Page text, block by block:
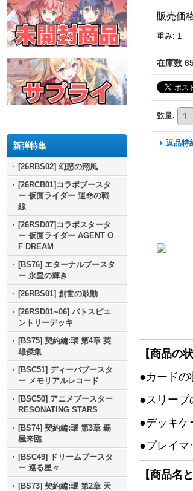
新弾特集
[26RBS02] 幻惑の翔風
[26RCB01]コラボブースタ
ー 仮面ライダー 運命の戦
線
[26RSD07]コラボスタータ
ー 仮面ライダー AGENT O
F DREAM
[BS76] エターナルブースタ
ー 永皇の輝き
[26RBS01] 創世の鼓動
[26RSD01~06] バトスピエ
ントリーデッキ
[BS75] 契約編:環 第4章 英
雄傑集
[BSC51] ディーバブースタ
ー メモリアルレコード
[BSC50] アニメブースター
RESONATING STARS
[BS74] 契約編:環 第3章 覇
極来臨
[BSC49] ドリームブースタ
ー 巡る星々
[BS73] 契約編:環 第2章 天
販売価
重み: 1
在庫数
数量:
返品特
【商品の
●カードの
●スリーブ
●デッキケ
●プレイマ
【商品名